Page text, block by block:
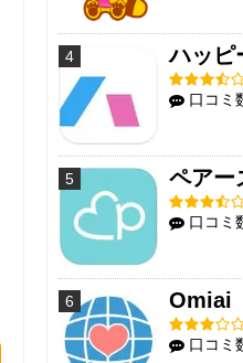
4 ハッピ
口コミ
5 ペアー
口コミ
6 Omiai
口コミ